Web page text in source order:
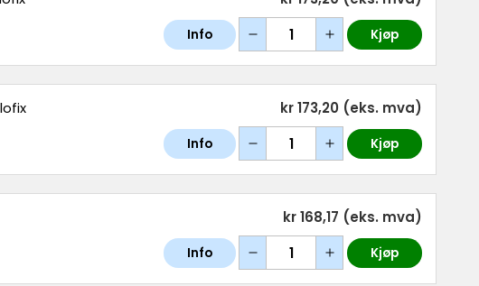
Info Kjøp
kr 173,20 (eks. mva)
Info Kjøp
kr 168,17 (eks. mva)
Info Kjøp